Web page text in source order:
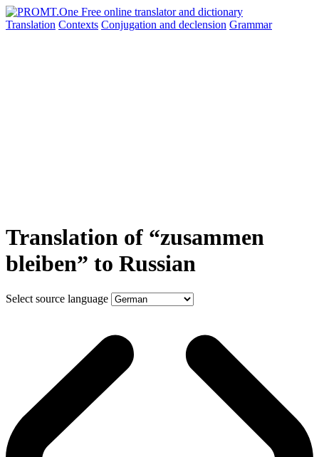
Translation Contexts Conjugation and declension Grammar
Translation of “zusammen
bleiben” to Russian
Select source language